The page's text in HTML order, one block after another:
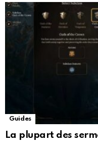
Guides
La plupart des